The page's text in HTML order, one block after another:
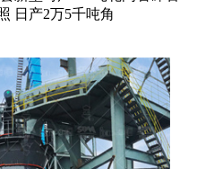
日产2万5千吨角